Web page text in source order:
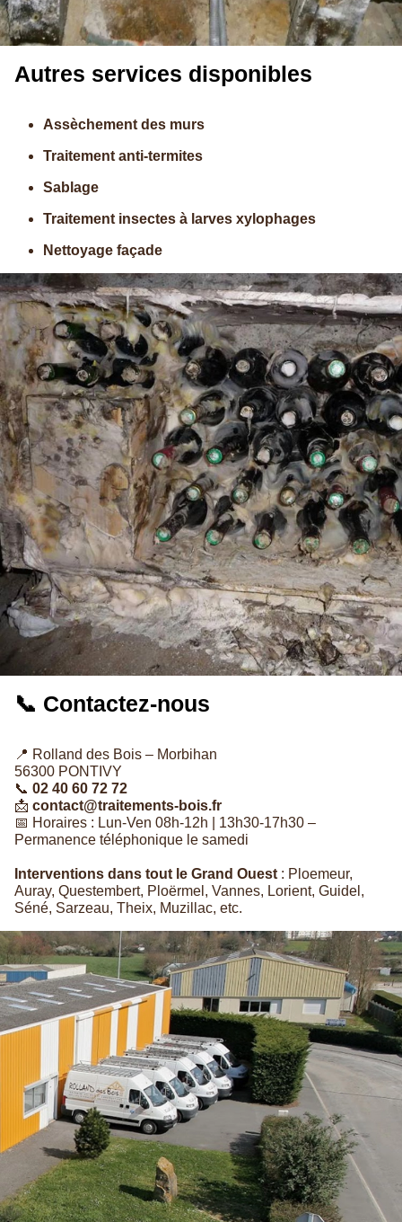
Autres services disponibles
Assèchement des murs
Traitement anti-termites
Sablage
Traitement insectes à larves xylophages
Nettoyage façade
📞 Contactez-nous
📍 Rolland des Bois – Morbihan
56300 PONTIVY
📞 02 40 60 72 72
📩 contact@traitements-bois.fr
📅 Horaires : Lun-Ven 08h-12h | 13h30-17h30 –
Permanence téléphonique le samedi
Interventions dans tout le Grand Ouest : Ploemeur,
Auray, Questembert, Ploërmel, Vannes, Lorient, Guidel,
Séné, Sarzeau, Theix, Muzillac, etc.